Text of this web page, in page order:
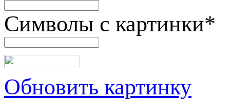
Символы с картинки*
Обновить картинку